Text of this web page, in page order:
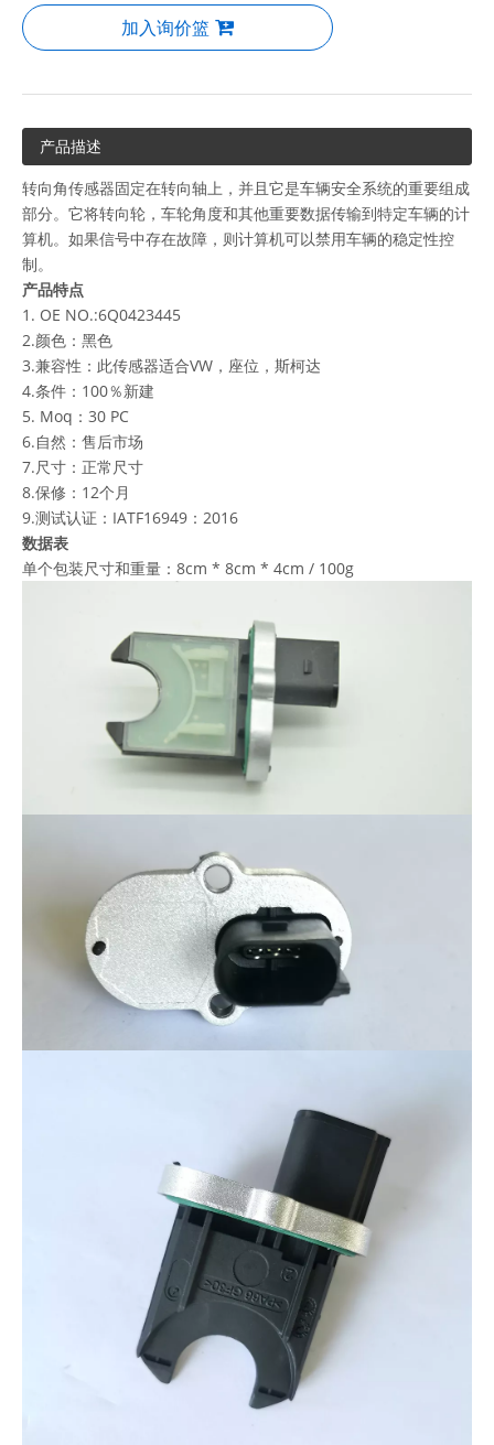
加入询价篮
产品描述
转向角传感器固定在转向轴上，并且它是车辆安全系统的重要组成
部分。它将转向轮，车轮角度和其他重要数据传输到特定车辆的计
算机。如果信号中存在故障，则计算机可以禁用车辆的稳定性控
制。
产品特点
1. OE NO.:6Q0423445
2.颜色：黑色
3.兼容性：此传感器适合VW，座位，斯柯达
4.条件：100％新建
5. Moq：30 PC
6.自然：售后市场
7.尺寸：正常尺寸
8.保修：12个月
9.测试认证：IATF16949：2016
数据表
单个包装尺寸和重量：8cm * 8cm * 4cm / 100g